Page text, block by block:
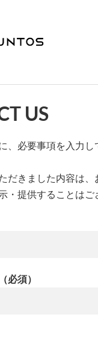
US
、必要事項を入力し
だきました内容は、
・提供することはご
（必須）